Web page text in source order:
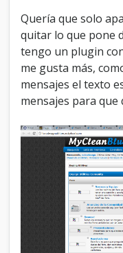
Quería que solo
quitar lo que pone
tengo un plugin
me gusta más,
mensajes el texto
mensajes para que